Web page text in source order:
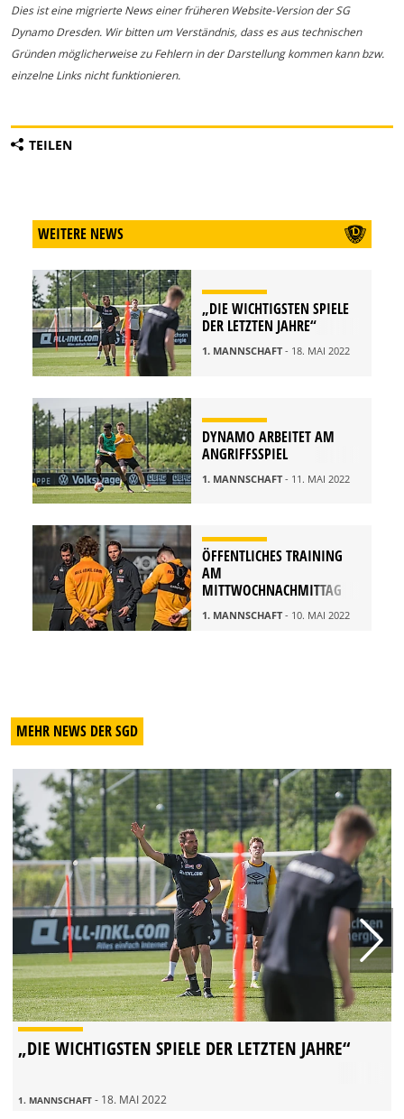
Dies ist eine migrierte News einer früheren Website-Version der SG
Dynamo Dresden. Wir bitten um Verständnis, dass es aus technischen
Gründen möglicherweise zu Fehlern in der Darstellung kommen kann bzw.
einzelne Links nicht funktionieren.
TEILEN
WEITERE NEWS
„DIE WICHTIGSTEN SPIELE
DER LETZTEN JAHRE“
1. MANNSCHAFT- 18. MAI 2022
DYNAMO ARBEITET AM
ANGRIFFSSPIEL
1. MANNSCHAFT- 11. MAI 2022
ÖFFENTLICHES TRAINING
AM
MITTWOCHNACHMITTAG
1. MANNSCHAFT- 10. MAI 2022
MEHR NEWS DER SGD
„DIE WICHTIGSTEN SPIELE DER LETZTEN JAHRE“
1. MANNSCHAFT - 18. MAI 2022